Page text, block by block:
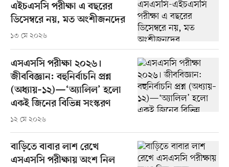
এইচএসসি পরীক্ষা এ বছরের
ডিসেম্বরে নয়, মত অংশীজনদের
১৩ মে ২০২৬
এসএসসি পরীক্ষা ২০২৬।
জীববিজ্ঞান: বহুনির্বাচনি প্রশ্ন
(অধ্যায়–১২)—‘অ্যালিল’ হলো
একই জিনের বিভিন্ন সংস্করণ
১২ মে ২০২৬
বাড়িতে বাবার লাশ রেখে
এসএসসি পরীক্ষায় অংশ নিল